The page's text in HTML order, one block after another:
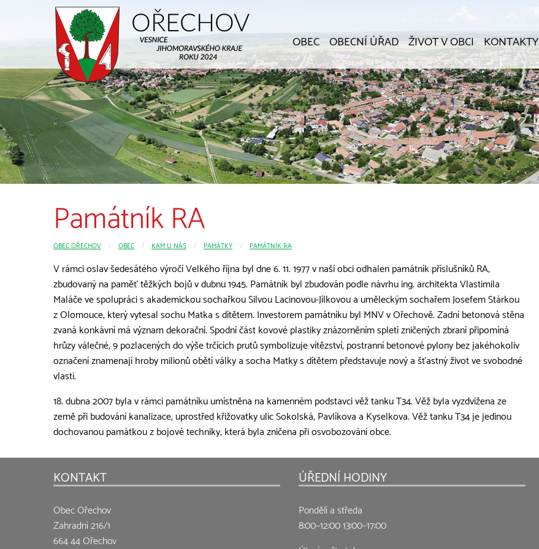
OBEC OBECNÍ ÚŘAD ŽIVOT V OBCI KONTAKTY
Památník RA
OBEC OŘECHOV CURRENT:
OBEC CURRENT:
KAM U NÁS CURRENT:
PAMÁTKY PAMÁTNÍK RA
V rámci oslav šedesátého výročí Velkého října byl dne 6. 11. 1977 v naší obci odhalen památník příslušníků RA,
zbudovaný na paměť těžkých bojů v dubnu 1945. Památník byl zbudován podle návrhu ing. architekta Vlastimila
Maláče ve spolupráci s akademickou sochařkou Silvou Lacinovou-Jílkovou a uměleckým sochařem Josefem Stárkou
z Olomouce, který vytesal sochu Matka s dítětem. Investorem památníku byl MNV v Ořechově. Zadní betonová stěna
zvaná konkávní má význam dekorační. Spodní část kovové plastiky znázorněním spletí zničených zbraní připomíná
hrůzy válečné, 9 pozlacených do výše trčících prutů symbolizuje vítězství, postranní betonové pylony bez jakéhokoliv
označení znamenají hroby milionů obětí války a socha Matky s dítětem představuje nový a šťastný život ve svobodné
vlasti.
18. dubna 2007 byla v rámci památníku umístněna na kamenném podstavci věž tanku T34. Věž byla vyzdvižena ze
země při budování kanalizace, uprostřed křižovatky ulic Sokolská, Pavlíkova a Kyselkova. Věž tanku T34 je jedinou
dochovanou památkou z bojové techniky, která byla zničena při osvobozování obce.
KONTAKT
Obec Ořechov
Zahradní 216/1
664 44 Ořechov
ÚŘEDNÍ HODINY
Pondělí a středa
8:00–12:00 13:00–17:00